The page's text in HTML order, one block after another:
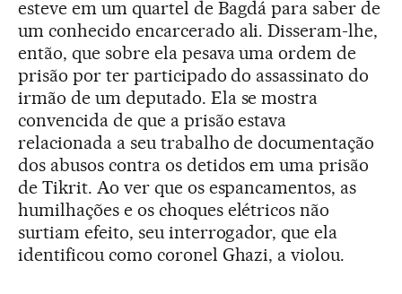
esteve em um quartel de Bagdá para saber de
um conhecido encarcerado ali. Disseram-lhe,
então, que sobre ela pesava uma ordem de
prisão por ter participado do assassinato do
irmão de um deputado. Ela se mostra
convencida de que a prisão estava
relacionada a seu trabalho de documentação
dos abusos contra os detidos em uma prisão
de Tikrit. Ao ver que os espancamentos, as
humilhações e os choques elétricos não
surtiam efeito, seu interrogador, que ela
identificou como coronel Ghazi, a violou.